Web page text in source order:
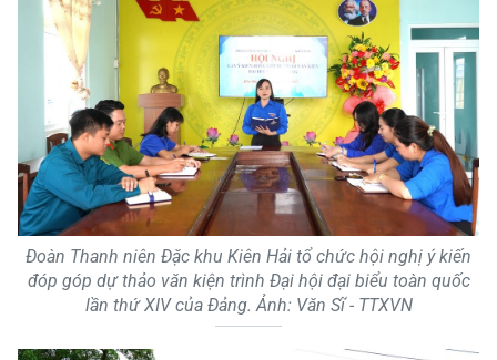
Đoàn Thanh niên Đặc khu Kiên Hải tổ chức hội nghị ý kiến
đóp góp dự thảo văn kiện trình Đại hội đại biểu toàn quốc
lần thứ XIV của Đảng. Ảnh: Văn Sĩ - TTXVN